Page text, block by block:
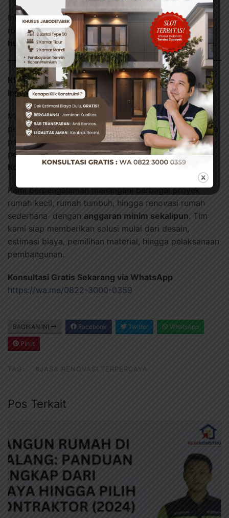
Ini bukan soal besar kecilnya rumah, tapi bagaimana
rumah tersebut bisa menjadilangkah awal menuju
hunian impian yang Anda bangun sendiri, dari bawah.
Klik Konstruksi Siap Membantu Wujudkan Rumah
Impian Anda
Memiliki rumah sendiri, sekecil apa pun, adalah
pencapaian besar. Tapi agar tidak salah langkah, Anda
perlu perhitungan yang matang dan strategi
pembangunan yang tepat sejak awal. Di sinilah Klik
Konstruksihadir membantu Anda.
Kami berpengalaman menangani berbagai proyek
rumah kecil, rumah tumbuh, hingga renovasi rumah
sederhana dengan anggaran minim sekalipun. Tim
kami siap memberikan solusi mulai dari desain,
estimasi biaya, pemilihan material, hingga pelaksanaan
pembangunan.
Konsultasi Gratis Sekarang via WhatsApp
https://wa.me/0822-3000-0359
BAGIKAN INI Facebook Twitter WhatsApp
Pin It
TAG: #JASA RENOVASI TERPERCAYA
Pos Terkait